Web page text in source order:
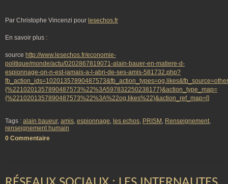
Par Christophe Vincenzi pour lesechos.fr
En savoir plus :
source http://www.lesechos.fr/economie-
politique/monde/actu/0202867819071-alain-bauer-en-matiere-d-
espionnage-on-n-est-jamais-a-l-abri-de-ses-amis-581732.php?
{%2210201357890487573%22%3A597832250238177}&action_type_map=
{%2210201357890487573%22%3A%22og.likes%22}&action_ref_map=[]
Tags : alain baueur, amis, espionnage, les echos, PRISM , Renseignement,
renseignement humain
0 Commentaire